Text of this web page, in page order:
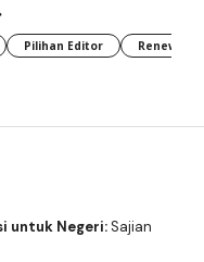
Pilihan Editor
untuk Negeri:Sajian